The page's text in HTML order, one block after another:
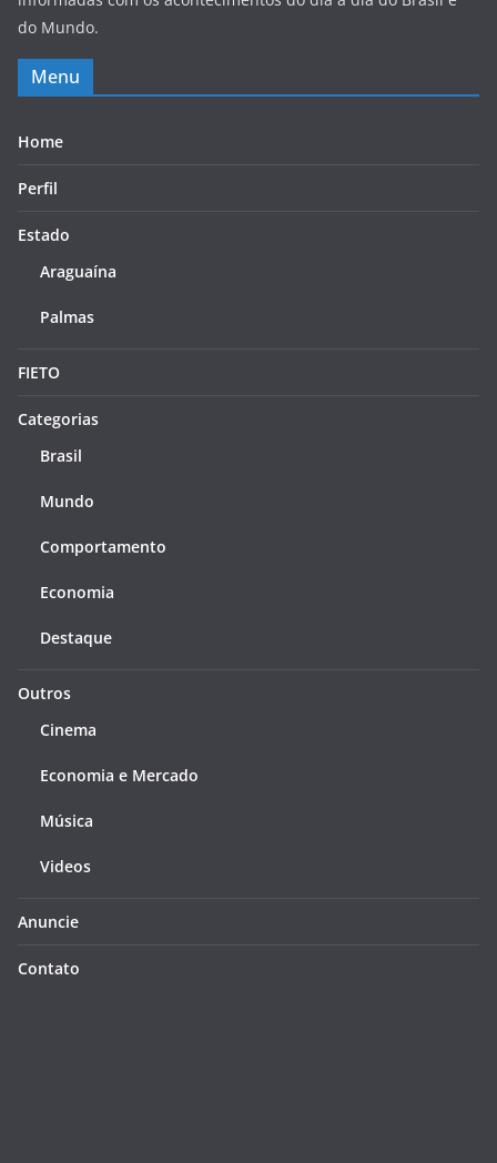
do Mundo.
Menu
Home
Perfil
Estado
Araguaína
Palmas
FIETO
Categorias
Brasil
Mundo
Comportamento
Economia
Destaque
Outros
Cinema
Economia e Mercado
Música
Videos
Anuncie
Contato